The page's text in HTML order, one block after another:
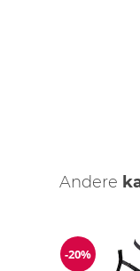
Andere
-20%